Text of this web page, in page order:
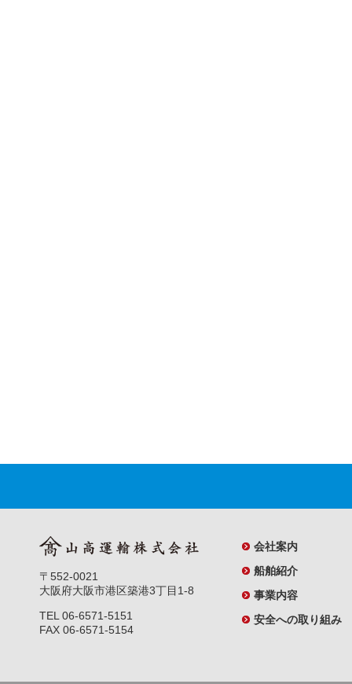
〒552-0021
大阪府大阪市港区築港3丁目1-8
TEL 06-6571-5151
FAX 06-6571-5154
会社案内
船舶紹介
事業内容
安全への取り組み